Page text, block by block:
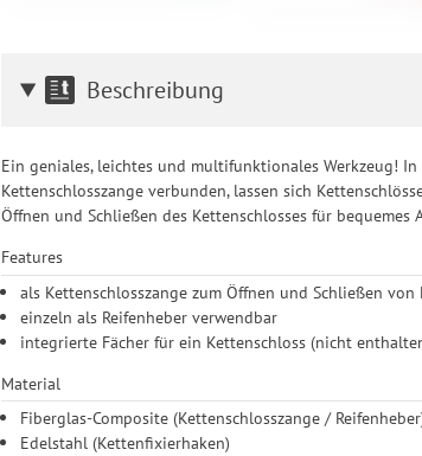
Beschreibung
Ein geniales, leichtes und multifunktionales Werkzeug!
Kettenschlosszange verbunden, lassen sich
Öffnen und Schließen des Kettenschlosses für bequemes
Features
als Kettenschlosszange zum Öffnen und Schließen
einzeln als Reifenheber verwendbar
integrierte Fächer für ein Kettenschloss (nicht
Material
Fiberglas-Composite (Kettenschlosszange /
Edelstahl (Kettenfixierhaken)